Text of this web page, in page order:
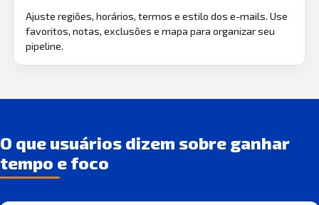
Ajuste regiões, horários, termos e estilo dos e-mails. Use
favoritos, notas, exclusões e mapa para organizar seu
pipeline.
O que usuários dizem sobre ganhar
tempo e foco